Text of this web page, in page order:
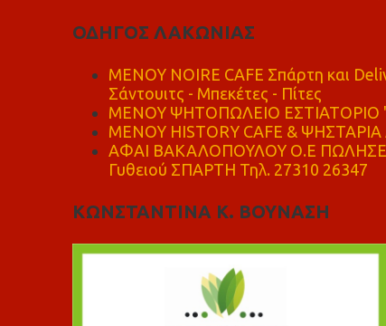
ΟΔΗΓΟΣ ΛΑΚΩΝΙΑΣ
MENOY NOIRE CAFE Σπάρτη και
Σάντουιτς - Μπεκέτες - Πίτες
ΜΕΝΟΥ ΨΗΤΟΠΩΛΕΙΟ ΕΣΤΙΑΤΟΡΙΟ
ΜΕΝΟΥ HISTORY CAFE &
ΑΦΑΙ ΒΑΚΑΛΟΠΟΥΛΟΥ Ο.Ε
Γυθειού ΣΠΑΡΤΗ Τηλ. 27310 26347
ΚΩΝΣΤΑΝΤΙΝΑ Κ. ΒΟΥΝΑΣΗ